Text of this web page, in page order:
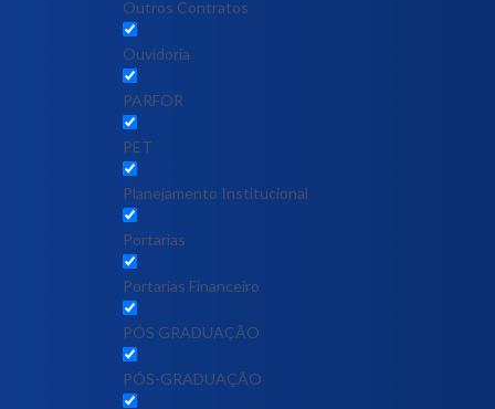
Outros Contratos
Ouvidoria
PARFOR
PET
Planejamento Institucional
Portarias
Portarias Financeiro
PÓS GRADUAÇÃO
PÓS-GRADUAÇÃO